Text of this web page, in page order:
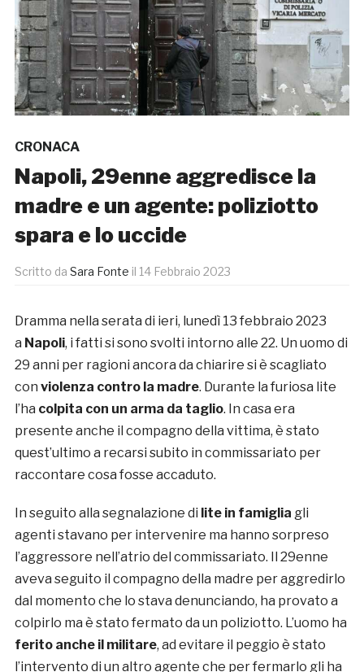
CRONACA
Napoli, 29enne aggredisce la
madre e un agente: poliziotto
spara e lo uccide
Scritto da Sara Fonte il 14 Febbraio 2023
Dramma nella serata di ieri, lunedì 13 febbraio 2023
a Napoli, i fatti si sono svolti intorno alle 22. Un uomo di
29 anni per ragioni ancora da chiarire si è scagliato
con violenza contro la madre. Durante la furiosa lite
l’ha colpita con un arma da taglio. In casa era
presente anche il compagno della vittima, è stato
quest’ultimo a recarsi subito in commissariato per
raccontare cosa fosse accaduto.
In seguito alla segnalazione di lite in famiglia gli
agenti stavano per intervenire ma hanno sorpreso
l’aggressore nell’atrio del commissariato. Il 29enne
aveva seguito il compagno della madre per aggredirlo
dal momento che lo stava denunciando, ha provato a
colpirlo ma è stato fermato da un poliziotto. L’uomo ha
ferito anche il militare, ad evitare il peggio è stato
l’intervento di un altro agente che per fermarlo gli ha